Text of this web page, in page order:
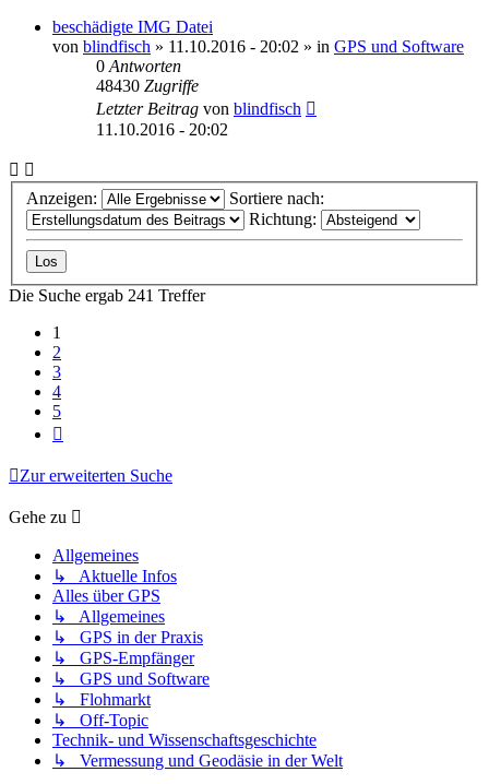
beschädigte IMG Datei
von blindfisch » 11.10.2016 - 20:02 » in GPS und Software
0 Antworten
48430 Zugriffe
Letzter Beitrag von blindfisch
11.10.2016 - 20:02
Anzeigen:
Sortiere nach:
Richtung:
Die Suche ergab 241 Treffer
1
2
3
4
5
Zur erweiterten Suche
Gehe zu
Allgemeines
↳ Aktuelle Infos
Alles über GPS
↳ Allgemeines
↳ GPS in der Praxis
↳ GPS-Empfänger
↳ GPS und Software
↳ Flohmarkt
↳ Off-Topic
Technik- und Wissenschaftsgeschichte
↳ Vermessung und Geodäsie in der Welt